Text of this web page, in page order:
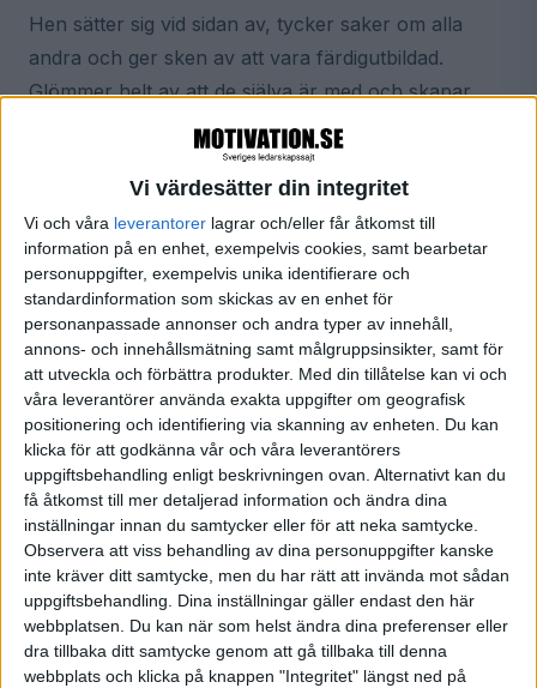
Vi värdesätter din integritet
Vi och våra leverantorer lagrar och/eller får åtkomst till
information på en enhet, exempelvis cookies, samt bearbetar
personuppgifter, exempelvis unika identifierare och
standardinformation som skickas av en enhet för
personanpassade annonser och andra typer av innehåll,
annons- och innehållsmätning samt målgruppsinsikter, samt för
att utveckla och förbättra produkter. Med din tillåtelse kan vi och
våra leverantörer använda exakta uppgifter om geografisk
positionering och identifiering via skanning av enheten. Du kan
klicka för att godkänna vår och våra leverantörers
uppgiftsbehandling enligt beskrivningen ovan. Alternativt kan du
få åtkomst till mer detaljerad information och ändra dina
inställningar innan du samtycker eller för att neka samtycke.
Observera att viss behandling av dina personuppgifter kanske
inte kräver ditt samtycke, men du har rätt att invända mot sådan
uppgiftsbehandling. Dina inställningar gäller endast den här
webbplatsen. Du kan när som helst ändra dina preferenser eller
dra tillbaka ditt samtycke genom att gå tillbaka till denna
webbplats och klicka på knappen "Integritet" längst ned på
Hen sätter sig vid sidan av, tycker saker om alla
andra och ger sken av att vara färdigutbildad.
Glömmer helt av att de själva är med och skapar
miljön de vistas i. Och glömmer att de påverkar
Se upp för begränsande miljöer
I en grupp jag jobbade med för att skapa
feedbackkultur inledde vi med en föreläsning om
feedback, makt och mod. Gruppens ”Bosse”
höjde rösten, bakåtlutad med ett självsäkert flin:
-Det är ju bara att säga till för F*N!
-Hur svårt kan det vara?”
-Det är aldrig nån som klagar på mig i alla fall.
Vid bordet satt en tyst betraktande medarbetare
som jag vet hade åsikter om hur jobbet utfördes,
Bosses sätt och hur jargongen var i lunchrummet.